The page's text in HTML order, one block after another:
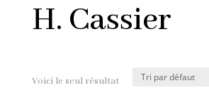
H. Cassier
Voici le seul résultat